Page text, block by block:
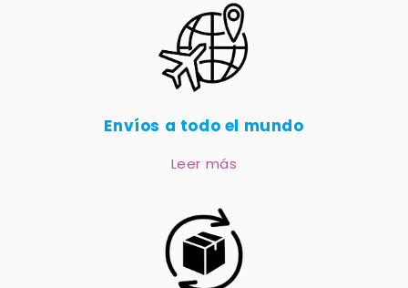
Envíos a todo el mundo
Leer más